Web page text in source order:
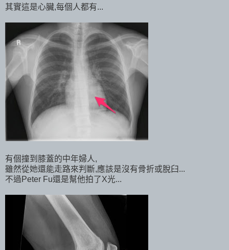
其實這是心臟,每個人都有...
有個撞到膝蓋的中年婦人,
雖然從她還能走路來判斷,應該是沒有骨折或脫臼...
不過Peter Fu還是幫他拍了X光...